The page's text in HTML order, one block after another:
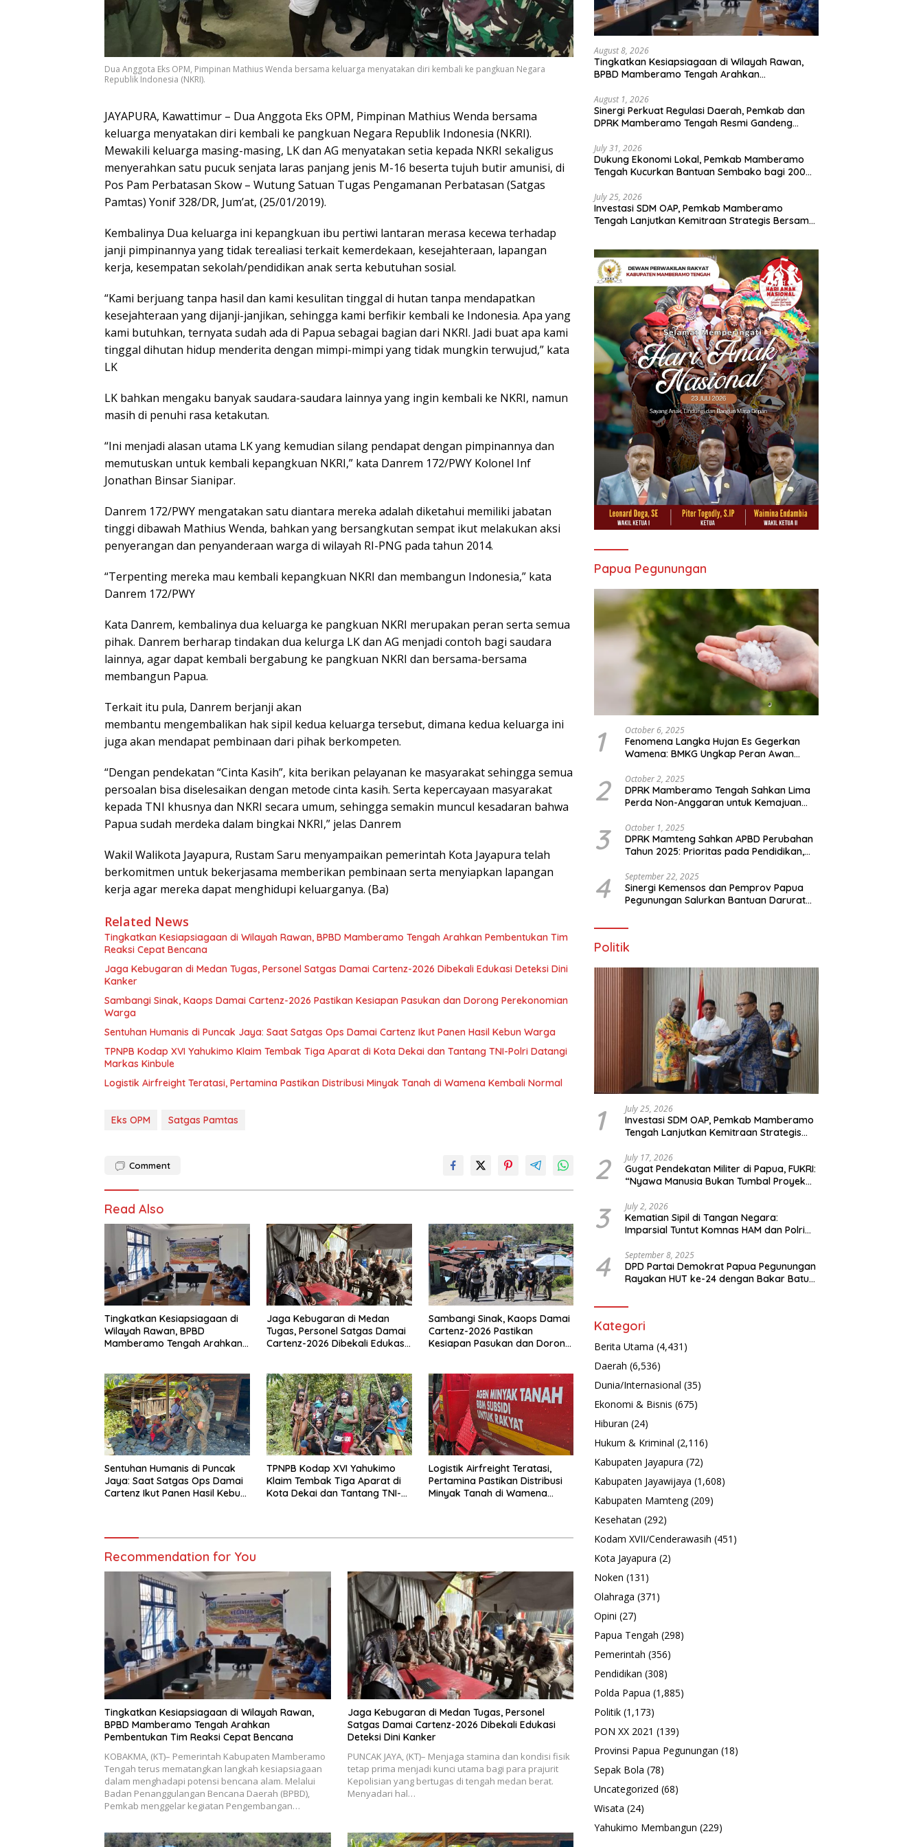
Dua Anggota Eks OPM, Pimpinan Mathius Wenda bersama keluarga menyatakan diri kembali ke pangkuan Negara
Republik Indonesia (NKRI).
JAYAPURA, Kawattimur – Dua Anggota Eks OPM, Pimpinan Mathius Wenda bersama
keluarga menyatakan diri kembali ke pangkuan Negara Republik Indonesia (NKRI).
Mewakili keluarga masing-masing, LK dan AG menyatakan setia kepada NKRI sekaligus
menyerahkan satu pucuk senjata laras panjang jenis M-16 beserta tujuh butir amunisi, di
Pos Pam Perbatasan Skow – Wutung Satuan Tugas Pengamanan Perbatasan (Satgas
Pamtas) Yonif 328/DR, Jum’at, (25/01/2019).
Kembalinya Dua keluarga ini kepangkuan ibu pertiwi lantaran merasa kecewa terhadap
janji pimpinannya yang tidak terealiasi terkait kemerdekaan, kesejahteraan, lapangan
kerja, kesempatan sekolah/pendidikan anak serta kebutuhan sosial.
“Kami berjuang tanpa hasil dan kami kesulitan tinggal di hutan tanpa mendapatkan
kesejahteraan yang dijanji-janjikan, sehingga kami berfikir kembali ke Indonesia. Apa yang
kami butuhkan, ternyata sudah ada di Papua sebagai bagian dari NKRI. Jadi buat apa kami
tinggal dihutan hidup menderita dengan mimpi-mimpi yang tidak mungkin terwujud,” kata
LK
LK bahkan mengaku banyak saudara-saudara lainnya yang ingin kembali ke NKRI, namun
masih di penuhi rasa ketakutan.
“Ini menjadi alasan utama LK yang kemudian silang pendapat dengan pimpinannya dan
memutuskan untuk kembali kepangkuan NKRI,” kata Danrem 172/PWY Kolonel Inf
Jonathan Binsar Sianipar.
Danrem 172/PWY mengatakan satu diantara mereka adalah diketahui memiliki jabatan
tinggi dibawah Mathius Wenda, bahkan yang bersangkutan sempat ikut melakukan aksi
penyerangan dan penyanderaan warga di wilayah RI-PNG pada tahun 2014.
“Terpenting mereka mau kembali kepangkuan NKRI dan membangun Indonesia,” kata
Danrem 172/PWY
Kata Danrem, kembalinya dua keluarga ke pangkuan NKRI merupakan peran serta semua
pihak. Danrem berharap tindakan dua kelurga LK dan AG menjadi contoh bagi saudara
lainnya, agar dapat kembali bergabung ke pangkuan NKRI dan bersama-bersama
membangun Papua.
Terkait itu pula, Danrem berjanji akan
membantu mengembalikan hak sipil kedua keluarga tersebut, dimana kedua keluarga ini
juga akan mendapat pembinaan dari pihak berkompeten.
“Dengan pendekatan “Cinta Kasih”, kita berikan pelayanan ke masyarakat sehingga semua
persoalan bisa diselesaikan dengan metode cinta kasih. Serta kepercayaan masyarakat
kepada TNI khusnya dan NKRI secara umum, sehingga semakin muncul kesadaran bahwa
Papua sudah merdeka dalam bingkai NKRI,” jelas Danrem
Wakil Walikota Jayapura, Rustam Saru menyampaikan pemerintah Kota Jayapura telah
berkomitmen untuk bekerjasama memberikan pembinaan serta menyiapkan lapangan
kerja agar mereka dapat menghidupi keluarganya. (Ba)
Related News
Tingkatkan Kesiapsiagaan di Wilayah Rawan, BPBD Mamberamo Tengah Arahkan Pembentukan Tim
Reaksi Cepat Bencana
Jaga Kebugaran di Medan Tugas, Personel Satgas Damai Cartenz-2026 Dibekali Edukasi Deteksi Dini
Kanker
Sambangi Sinak, Kaops Damai Cartenz-2026 Pastikan Kesiapan Pasukan dan Dorong Perekonomian
Warga
Sentuhan Humanis di Puncak Jaya: Saat Satgas Ops Damai Cartenz Ikut Panen Hasil Kebun Warga
TPNPB Kodap XVI Yahukimo Klaim Tembak Tiga Aparat di Kota Dekai dan Tantang TNI-Polri Datangi
Markas Kinbule
Logistik Airfreight Teratasi, Pertamina Pastikan Distribusi Minyak Tanah di Wamena Kembali Normal
Eks OPM Satgas Pamtas
Comment
Read Also
Tingkatkan Kesiapsiagaan di
Wilayah Rawan, BPBD
Mamberamo Tengah Arahkan
Jaga Kebugaran di Medan
Tugas, Personel Satgas Damai
Cartenz-2026 Dibekali Edukasi
Sambangi Sinak, Kaops Damai
Cartenz-2026 Pastikan
Kesiapan Pasukan dan Dorong
Sentuhan Humanis di Puncak
Jaya: Saat Satgas Ops Damai
Cartenz Ikut Panen Hasil Kebun
TPNPB Kodap XVI Yahukimo
Klaim Tembak Tiga Aparat di
Kota Dekai dan Tantang TNI-
Logistik Airfreight Teratasi,
Pertamina Pastikan Distribusi
Minyak Tanah di Wamena
Recommendation for You
Tingkatkan Kesiapsiagaan di Wilayah Rawan,
BPBD Mamberamo Tengah Arahkan
Pembentukan Tim Reaksi Cepat Bencana
KOBAKMA, (KT)– Pemerintah Kabupaten Mamberamo
Tengah terus mematangkan langkah kesiapsiagaan
dalam menghadapi potensi bencana alam. Melalui
Badan Penanggulangan Bencana Daerah (BPBD),
Pemkab menggelar kegiatan Pengembangan…
Jaga Kebugaran di Medan Tugas, Personel
Satgas Damai Cartenz-2026 Dibekali Edukasi
Deteksi Dini Kanker
PUNCAK JAYA, (KT)– Menjaga stamina dan kondisi fisik
tetap prima menjadi kunci utama bagi para prajurit
Kepolisian yang bertugas di tengah medan berat.
Menyadari hal…
August 8, 2026
Tingkatkan Kesiapsiagaan di Wilayah Rawan,
BPBD Mamberamo Tengah Arahkan
August 1, 2026
Sinergi Perkuat Regulasi Daerah, Pemkab dan
DPRK Mamberamo Tengah Resmi Gandeng
July 31, 2026
Dukung Ekonomi Lokal, Pemkab Mamberamo
Tengah Kucurkan Bantuan Sembako bagi 200
July 25, 2026
Investasi SDM OAP, Pemkab Mamberamo
Tengah Lanjutkan Kemitraan Strategis Bersama
Papua Pegunungan
1 October 6, 2025
Fenomena Langka Hujan Es Gegerkan
Wamena: BMKG Ungkap Peran Awan
Ekstrem Peralihan Musim
2 October 2, 2025
DPRK Mamberamo Tengah Sahkan Lima
Perda Non-Anggaran untuk Kemajuan
3 October 1, 2025
DPRK Mamteng Sahkan APBD Perubahan
Tahun 2025: Prioritas pada Pendidikan,
4 September 22, 2025
Sinergi Kemensos dan Pemprov Papua
Pegunungan Salurkan Bantuan Darurat
Politik
1 July 25, 2026
Investasi SDM OAP, Pemkab Mamberamo
Tengah Lanjutkan Kemitraan Strategis
2 July 17, 2026
Gugat Pendekatan Militer di Papua, FUKRI:
“Nyawa Manusia Bukan Tumbal Proyek
3 July 2, 2026
Kematian Sipil di Tangan Negara:
Imparsial Tuntut Komnas HAM dan Polri
4 September 8, 2025
DPD Partai Demokrat Papua Pegunungan
Rayakan HUT ke-24 dengan Bakar Batu
Kategori
Berita Utama (4,431)
Daerah (6,536)
Dunia/Internasional (35)
Ekonomi & Bisnis (675)
Hiburan (24)
Hukum & Kriminal (2,116)
Kabupaten Jayapura (72)
Kabupaten Jayawijaya (1,608)
Kabupaten Mamteng(209)
Kesehatan (292)
Kodam XVII/Cenderawasih (451)
Kota Jayapura (2)
Noken (131)
Olahraga (371)
Opini (27)
Papua Tengah (298)
Pemerintah (356)
Pendidikan (308)
Polda Papua (1,885)
Politik (1,173)
PON XX 2021 (139)
Provinsi Papua Pegunungan (18)
Sepak Bola (78)
Uncategorized (68)
Wisata (24)
Yahukimo Membangun (229)